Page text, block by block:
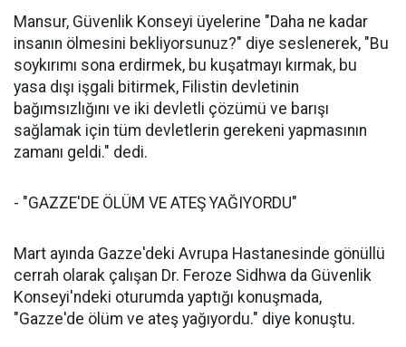
Mansur, Güvenlik Konseyi üyelerine "Daha ne kadar
insanın ölmesini bekliyorsunuz?" diye seslenerek, "Bu
soykırımı sona erdirmek, bu kuşatmayı kırmak, bu
yasa dışı işgali bitirmek, Filistin devletinin
bağımsızlığını ve iki devletli çözümü ve barışı
sağlamak için tüm devletlerin gerekeni yapmasının
zamanı geldi." dedi.
- "GAZZE'DE ÖLÜM VE ATEŞ YAĞIYORDU"
Mart ayında Gazze'deki Avrupa Hastanesinde gönüllü
cerrah olarak çalışan Dr. Feroze Sidhwa da Güvenlik
Konseyi'ndeki oturumda yaptığı konuşmada,
"Gazze'de ölüm ve ateş yağıyordu." diye konuştu.